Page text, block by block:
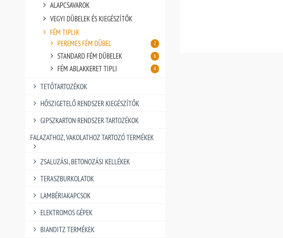
ALAPCSAVAROK
VEGYI DÜBELEK ÉS KIEGÉSZÍTŐK
FÉM TIPLIK
PEREMES FÉM DÜBEL
2
STANDARD FÉM DÜBELEK 6
FÉM ABLAKKERET TIPLI 4
TETŐTARTOZÉKOK
HŐSZIGETELŐ RENDSZER KIEGÉSZÍTŐK
GIPSZKARTON RENDSZER TARTOZÉKOK
FALAZATHOZ, VAKOLATHOZ TARTOZÓ TERMÉKEK
ZSALUZÁSI, BETONOZÁSI KELLÉKEK
TERASZBURKOLATOK
LAMBÉRIAKAPCSOK
ELEKTROMOS GÉPEK
BIANDITZ TERMÉKEK